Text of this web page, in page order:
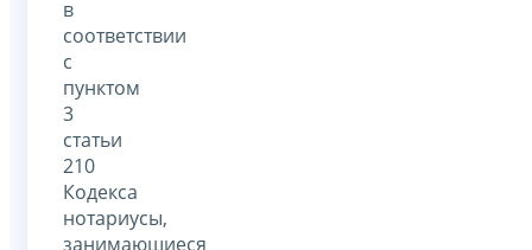
в
соответствии
с
пунктом
3
статьи
210
Кодекса
нотариусы,
занимающиеся